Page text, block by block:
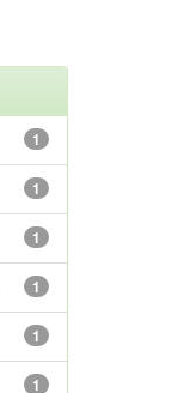
1
1
1
1
1
1